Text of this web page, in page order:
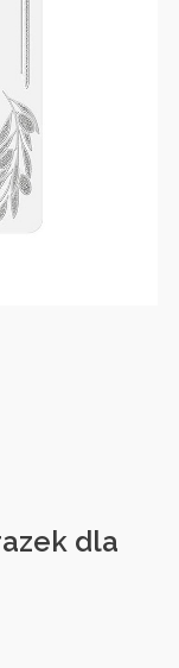
dla